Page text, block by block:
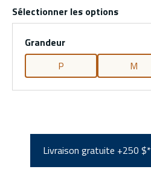
Sélectionner les options
Grandeur
P
M
Livraison gratuite +250 $*